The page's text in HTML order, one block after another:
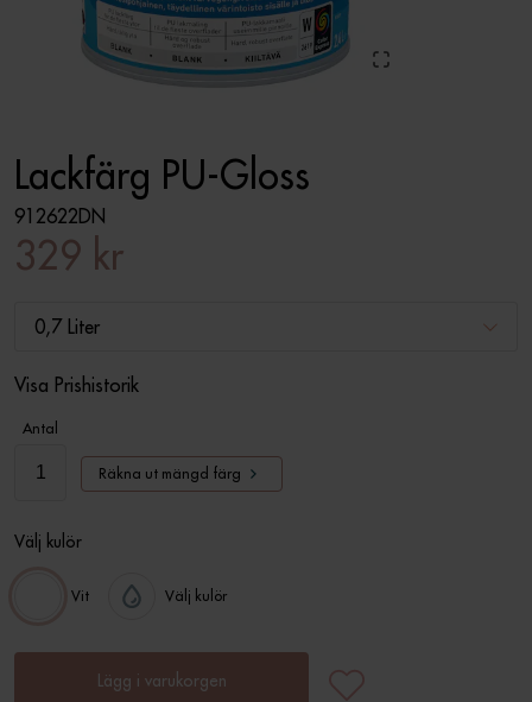
Lackfärg PU-Gloss
912622DN
329 kr
0,7 Liter
Visa Prishistorik
Antal
Räkna ut mängd färg
Välj kulör
Vit Välj kulör
Lägg i varukorgen